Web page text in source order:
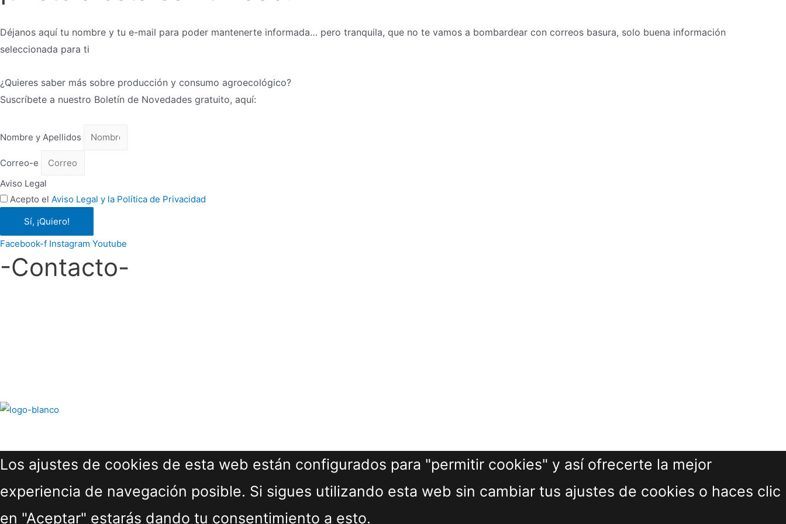
Déjanos aquí tu nombre y tu e-mail para poder mantenerte informada… pero tranquila, que no te vamos a bombardear con correos basura, solo buena información
seleccionada para ti
¿Quieres saber más sobre producción y consumo agroecológico?
Suscríbete a nuestro Boletín de Novedades gratuito, aquí:
Nombre y Apellidos
Correo-e
Aviso Legal
Acepto el Aviso Legal y la Política de Privacidad
Sí, ¡Quiero!
Facebook-f Instagram Youtube
-Contacto-
Los ajustes de cookies de esta web están configurados para "permitir cookies" y así ofrecerte la mejor
experiencia de navegación posible. Si sigues utilizando esta web sin cambiar tus ajustes de cookies o haces clic
en "Aceptar" estarás dando tu consentimiento a esto.